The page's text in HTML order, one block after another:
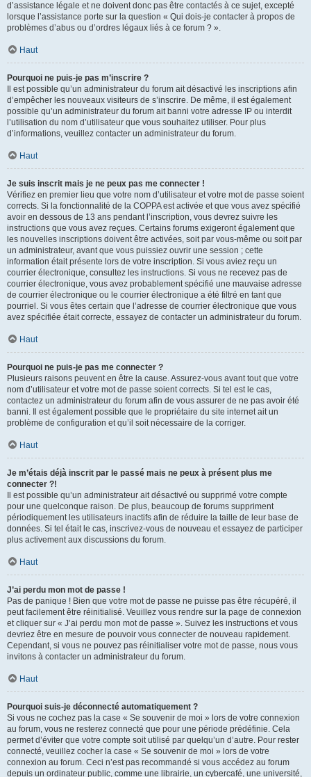
d’assistance légale et ne doivent donc pas être contactés à ce sujet, excepté
lorsque l’assistance porte sur la question « Qui dois-je contacter à propos de
problèmes d’abus ou d’ordres légaux liés à ce forum ? ».
Haut
Pourquoi ne puis-je pas m’inscrire ?
Il est possible qu’un administrateur du forum ait désactivé les inscriptions afin
d’empêcher les nouveaux visiteurs de s’inscrire. De même, il est également
possible qu’un administrateur du forum ait banni votre adresse IP ou interdit
l’utilisation du nom d’utilisateur que vous souhaitez utiliser. Pour plus
d’informations, veuillez contacter un administrateur du forum.
Haut
Je suis inscrit mais je ne peux pas me connecter !
Vérifiez en premier lieu que votre nom d’utilisateur et votre mot de passe soient
corrects. Si la fonctionnalité de la COPPA est activée et que vous avez spécifié
avoir en dessous de 13 ans pendant l’inscription, vous devrez suivre les
instructions que vous avez reçues. Certains forums exigeront également que
les nouvelles inscriptions doivent être activées, soit par vous-même ou soit par
un administrateur, avant que vous puissiez ouvrir une session ; cette
information était présente lors de votre inscription. Si vous aviez reçu un
courrier électronique, consultez les instructions. Si vous ne recevez pas de
courrier électronique, vous avez probablement spécifié une mauvaise adresse
de courrier électronique ou le courrier électronique a été filtré en tant que
pourriel. Si vous êtes certain que l’adresse de courrier électronique que vous
avez spécifiée était correcte, essayez de contacter un administrateur du forum.
Haut
Pourquoi ne puis-je pas me connecter ?
Plusieurs raisons peuvent en être la cause. Assurez-vous avant tout que votre
nom d’utilisateur et votre mot de passe soient corrects. Si tel est le cas,
contactez un administrateur du forum afin de vous assurer de ne pas avoir été
banni. Il est également possible que le propriétaire du site internet ait un
problème de configuration et qu’il soit nécessaire de la corriger.
Haut
Je m’étais déjà inscrit par le passé mais ne peux à présent plus me
connecter ?!
Il est possible qu’un administrateur ait désactivé ou supprimé votre compte
pour une quelconque raison. De plus, beaucoup de forums suppriment
périodiquement les utilisateurs inactifs afin de réduire la taille de leur base de
données. Si tel était le cas, inscrivez-vous de nouveau et essayez de participer
plus activement aux discussions du forum.
Haut
J’ai perdu mon mot de passe !
Pas de panique ! Bien que votre mot de passe ne puisse pas être récupéré, il
peut facilement être réinitialisé. Veuillez vous rendre sur la page de connexion
et cliquer sur « J’ai perdu mon mot de passe ». Suivez les instructions et vous
devriez être en mesure de pouvoir vous connecter de nouveau rapidement.
Cependant, si vous ne pouvez pas réinitialiser votre mot de passe, nous vous
invitons à contacter un administrateur du forum.
Haut
Pourquoi suis-je déconnecté automatiquement ?
Si vous ne cochez pas la case « Se souvenir de moi » lors de votre connexion
au forum, vous ne resterez connecté que pour une période prédéfinie. Cela
permet d’éviter que votre compte soit utilisé par quelqu’un d’autre. Pour rester
connecté, veuillez cocher la case « Se souvenir de moi » lors de votre
connexion au forum. Ceci n’est pas recommandé si vous accédez au forum
depuis un ordinateur public, comme une librairie, un cybercafé, une université,